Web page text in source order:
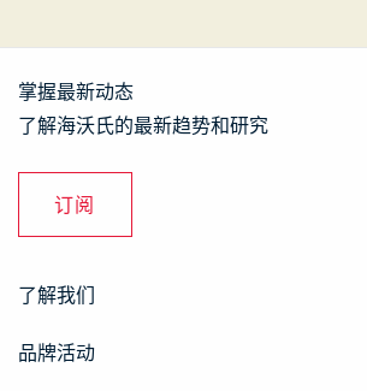
掌握最新动态
了解海沃氏的最新趋势和研究
订阅
了解我们
品牌活动